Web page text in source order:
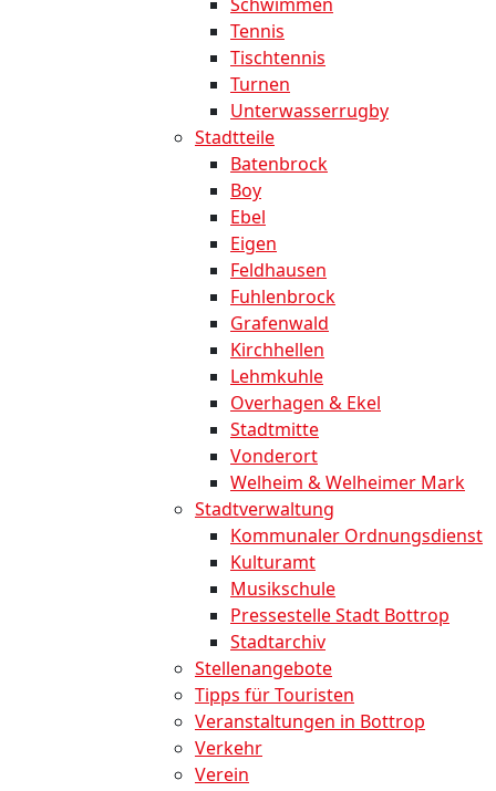
Tennis
Tischtennis
Turnen
Unterwasserrugby
Stadtteile
Batenbrock
Boy
Ebel
Eigen
Feldhausen
Fuhlenbrock
Grafenwald
Kirchhellen
Lehmkuhle
Overhagen & Ekel
Stadtmitte
Vonderort
Welheim & Welheimer Mark
Stadtverwaltung
Kommunaler Ordnungsdienst
Kulturamt
Musikschule
Pressestelle Stadt Bottrop
Stadtarchiv
Stellenangebote
Tipps für Touristen
Veranstaltungen in Bottrop
Verkehr
Verein